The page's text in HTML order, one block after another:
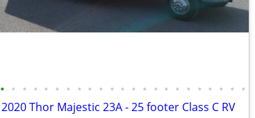
• • • • • • • • • • • • • • • • • • • • • • •
2020 Thor Majestic 23A - 25 footer Class C RV